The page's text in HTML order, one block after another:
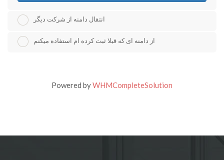
انتقال دامنه از شرکت دیگر
از دامنه ای که قبلا ثبت کرده ام استفاده میکنم
Powered byWHMCompleteSolution